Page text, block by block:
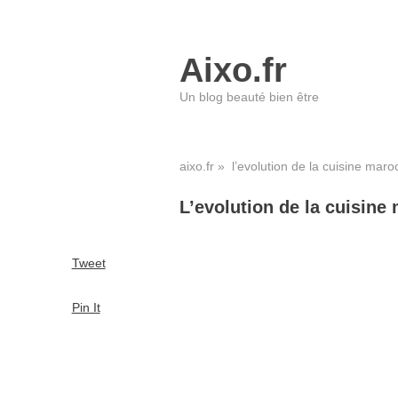
Aixo.fr
Un blog beauté bien être
aixo.fr» l’evolution de la cuisine
L’evolution de la cuisine
Tweet
Pin It